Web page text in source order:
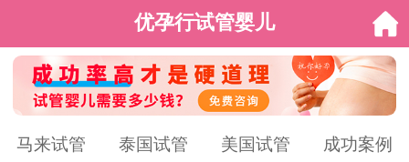
优孕行试管婴儿
马来试管 泰国试管 美国试管 成功案例